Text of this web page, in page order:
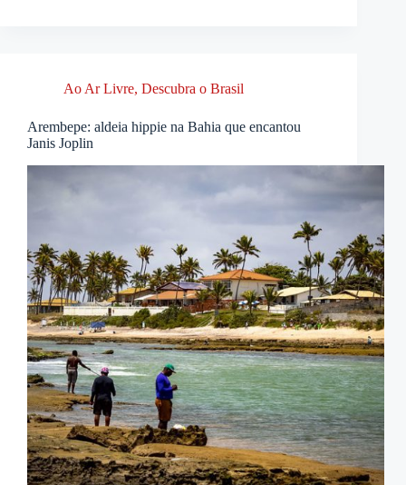
Ao Ar Livre, Descubra o Brasil
Arembepe: aldeia hippie na Bahia que encantou
Janis Joplin